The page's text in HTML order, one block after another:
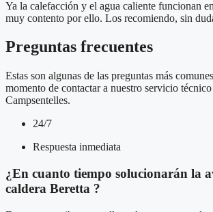
Ya la calefacción y el agua caliente funcionan
muy contento por ello. Los recomiendo, sin
Preguntas frecuentes
Estas son algunas de las preguntas más
momento de contactar a nuestro servicio
Campsentelles.
24/7
Respuesta inmediata
¿En cuanto tiempo solucionarán la
caldera Beretta ?